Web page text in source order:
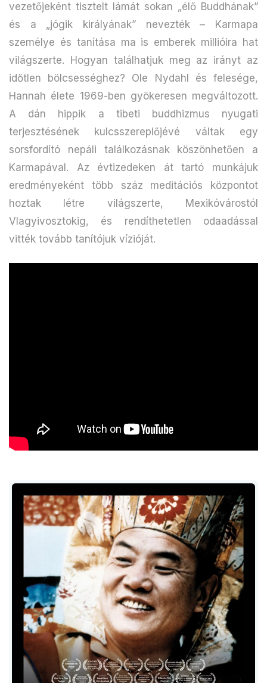
vezetőjeként tisztelt lámát sokan „élő Buddhának”
és a „jógik királyának” nevezték – Karmapa
személye és tanítása ma is emberek millióira hat
világszerte. Hogyan találhatjuk meg az irányt az
időtlen bölcsességhez? Ole Nydahl és felesége,
Hannah élete 1969-ben gyökeresen megváltozott.
A dán hippik a tibeti buddhizmus nyugati
terjesztésének kulcsszereplőjévé váltak egy
sorsfordító nepáli találkozásnak köszönhetően a
Karmapával. Az évtizedeken át tartó munkájuk
eredményeként több száz meditációs központot
hoztak létre világszerte, Mexikóvárostól
Vlagyivosztokig, és rendíthetetlen odaadással
vitték tovább tanítójuk vízióját.